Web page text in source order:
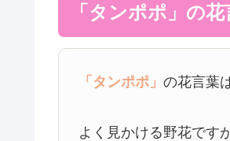
「タンポポ」の
「タンポポ」の花言葉
よく見かける野花です